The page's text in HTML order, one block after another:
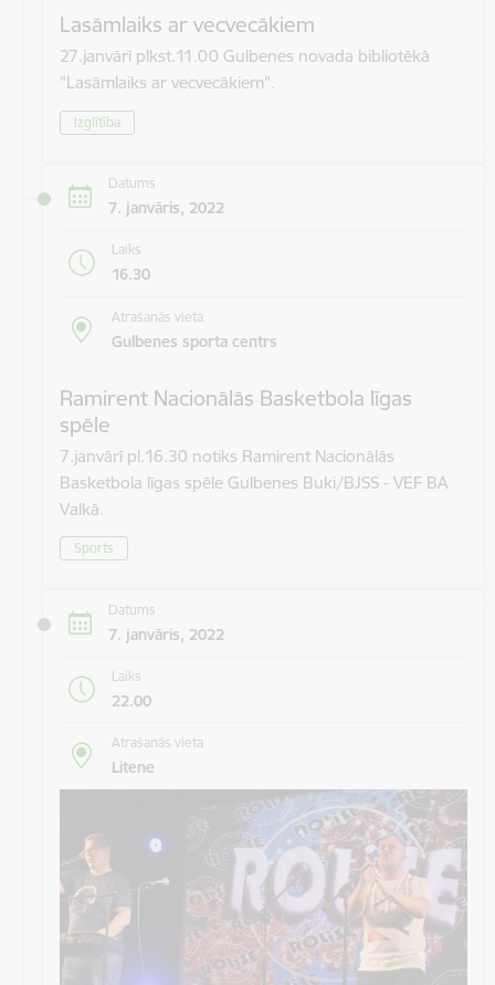
Lasāmlaiks ar vecvecākiem
27.janvārī plkst.11.00 Gulbenes novada bibliotēkā
"Lasāmlaiks ar vecvecākiem".
Izglītība
Datums
7. janvāris, 2022
Laiks
16.30
Atrašanās vieta
Gulbenes sporta centrs
Ramirent Nacionālās Basketbola līgas
spēle
7.janvārī pl.16.30 notiks Ramirent Nacionālās
Basketbola līgas spēle Gulbenes Buki/BJSS - VEF BA
Valkā.
Sports
Datums
7. janvāris, 2022
Laiks
22.00
Atrašanās vieta
Litene